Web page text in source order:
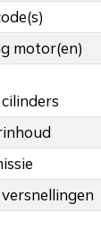
motor(en)